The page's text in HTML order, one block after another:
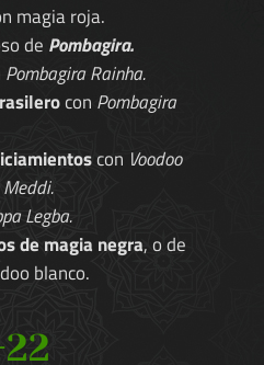
magia roja.
de Pombagira.
Pombagira Rainha.
con Pombagira
con Voodoo
Legba.
de magia negra, o de
blanco.